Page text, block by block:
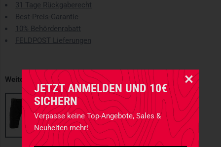
JETZT ANMELDEN UND 10€
SICHERN
Verpasse keine Top-Angebote, Sales &
Neuheiten mehr!
31 Tage Rückgaberecht
Best-Preis-Garantie
10% Behördenrabatt
FELDPOST Lieferungen
Weitere erhältliche Varianten